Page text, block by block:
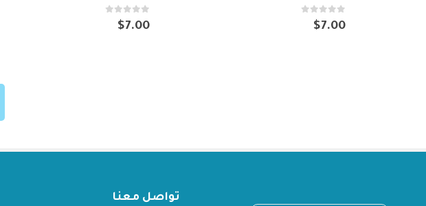
0
out of 5
$7.00
0
out of 5
$7.00
تواصل معنا